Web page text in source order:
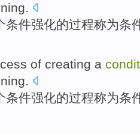
.
条件强化的过程称为条
of creating a
.
条件强化的过程称为条